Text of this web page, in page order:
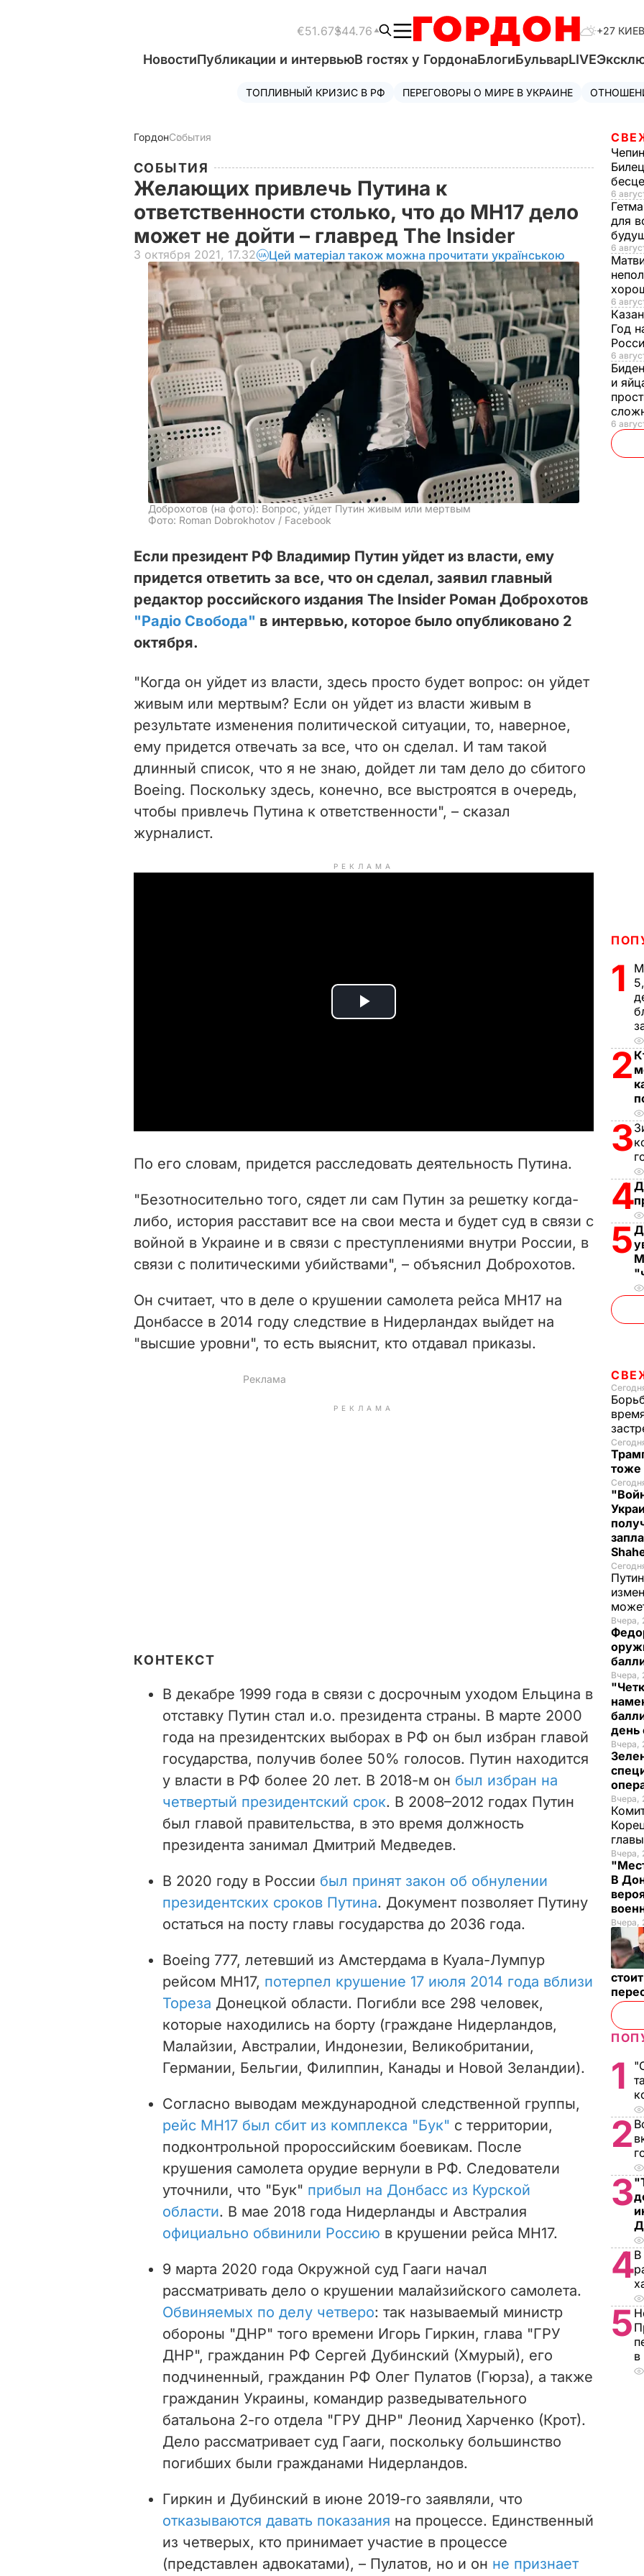
€51.67$44.76 +27 КИЕВ
НовостиПубликации и интервьюВ гостях у ГордонаБлогиБульварLIVE
ТОПЛИВНЫЙ КРИЗИС В РФ ПЕРЕГОВОРЫ О МИРЕ В УКРАИНЕ
ГордонСобытия
СОБЫТИЯ
Желающих привлечь Путина к
ответственности столько, что до MH17 дело
может не дойти – главред The Insider
3 октября 2021, 17.32 Цей матеріал також можна прочитати українською
Доброхотов (на фото): Вопрос, уйдет Путин живым или мертвым
Фото: Roman Dobrokhotov / Facebook
Если президент РФ Владимир Путин уйдет из власти, ему
придется ответить за все, что он сделал, заявил главный
редактор российского издания The Insider Роман Доброхотов
"Радіо Свобода" в интервью, которое было опубликовано 2
октября.
"Когда он уйдет из власти, здесь просто будет вопрос: он уйдет
живым или мертвым? Если он уйдет из власти живым в
результате изменения политической ситуации, то, наверное,
ему придется отвечать за все, что он сделал. И там такой
длинный список, что я не знаю, дойдет ли там дело до сбитого
Boeing. Поскольку здесь, конечно, все выстроятся в очередь,
чтобы привлечь Путина к ответственности", – сказал
журналист.
РЕКЛАМА
P
i
d
e
o
По его словам, придется расследовать деятельность Путина.
"Безотносительно того, сядет ли сам Путин за решетку когда-
либо, история расставит все на свои места и будет суд в связи с
войной в Украине и в связи с преступлениями внутри России, в
связи с политическими убийствами", – объяснил Доброхотов.
Он считает, что в деле о крушении самолета рейса МН17 на
Донбассе в 2014 году следствие в Нидерландах выйдет на
"высшие уровни", то есть выяснит, кто отдавал приказы.
РЕКЛАМА
КОНТЕКСТ
В декабре 1999 года в связи с досрочным уходом Ельцина в
отставку Путин стал и.о. президента страны. В марте 2000
года на президентских выборах в РФ он был избран главой
государства, получив более 50% голосов. Путин находится
у власти в РФ более 20 лет. В 2018-м он был избран на
четвертый президентский срок. В 2008–2012 годах Путин
был главой правительства, в это время должность
президента занимал Дмитрий Медведев.
В 2020 году в России был принят закон об обнулении
президентских сроков Путина. Документ позволяет Путину
остаться на посту главы государства до 2036 года.
Boeing 777, летевший из Амстердама в Куала-Лумпур
рейсом MH17, потерпел крушение 17 июля 2014 года вблизи
Тореза Донецкой области. Погибли все 298 человек,
которые находились на борту (граждане Нидерландов,
Малайзии, Австралии, Индонезии, Великобритании,
Германии, Бельгии, Филиппин, Канады и Новой Зеландии).
Согласно выводам международной следственной группы,
рейс MH17 был сбит из комплекса "Бук" с территории,
подконтрольной пророссийским боевикам. После
крушения самолета орудие вернули в РФ. Следователи
уточнили, что "Бук" прибыл на Донбасс из Курской
области. В мае 2018 года Нидерланды и Австралия
официально обвинили Россию в крушении рейса MH17.
9 марта 2020 года Окружной суд Гааги начал
рассматривать дело о крушении малайзийского самолета.
Обвиняемых по делу четверо: так называемый министр
обороны "ДНР" того времени Игорь Гиркин, глава "ГРУ
ДНР", гражданин РФ Сергей Дубинский (Хмурый), его
подчиненный, гражданин РФ Олег Пулатов (Гюрза), а также
гражданин Украины, командир разведывательного
батальона 2-го отдела "ГРУ ДНР" Леонид Харченко (Крот).
Дело рассматривает суд Гааги, поскольку большинство
погибших были гражданами Нидерландов.
Гиркин и Дубинский в июне 2019-го заявляли, что
отказываются давать показания на процессе. Единственный
из четверых, кто принимает участие в процессе
(представлен адвокатами), – Пулатов, но и он не признает
6
для
6
6
Год
6
и
6
1
2
3
4
5
тоже
Вчера,
Вчера,
день
Вчера,
Вчера,
Вчера,
В
Вчера,
1
2
3
4В
5
в